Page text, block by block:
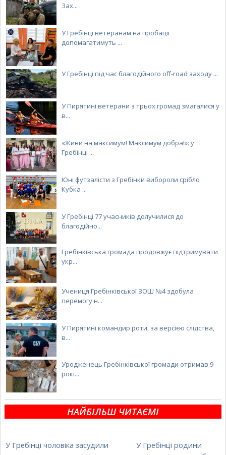
Зах...
У Гребінці ветеранам на пробації
допомагатимуть ...
У Гребінці під час благодійного off-road заходу ...
У Пирятині ветерани з трьох громад змагалися у
в...
«Живи на максимум! Максимум добра!»: у
Гребінці ...
Юні футзалісти з Гребінки вибороли срібло
Кубка ...
У Гребінці 77 учасників долучилися до
благодійно...
Гребінківська громада продовжує підтримувати
укр...
Учениця Гребінківської ЗОШ №4 здобула
перемогу н...
У Пирятині командир роти, за версією слідства,
в...
Уродженець Гребінківської громади отримав 9
рокі...
НАЙБІЛЬШ ЧИТАЄМІ
У Гребінці чоловіка засудили
У Гребінці родини